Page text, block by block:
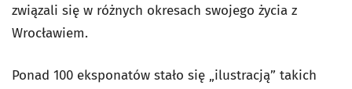
związali się w różnych okresach swojego życia z
Wrocławiem.
Ponad 100 eksponatów stało się „ilustracją” takich